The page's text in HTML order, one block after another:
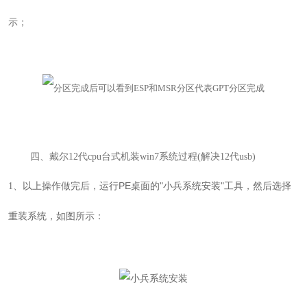
示；
四、戴尔12代cpu台式机装win7系统过程(解决12代usb)
1 、 以上操作做完后，运行PE桌面的"小兵系统安装"工具，然后选择
重装系统，如图所示：